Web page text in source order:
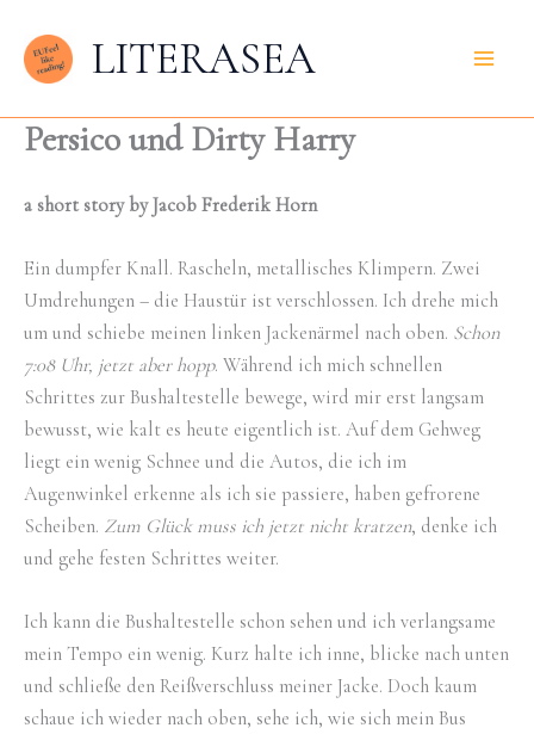
Inhalt
springen
LITERASEA
Persico und Dirty Harry
a short story by Jacob Frederik Horn
Ein dumpfer Knall. Rascheln, metallisches Klimpern. Zwei
Umdrehungen – die Haustür ist verschlossen. Ich drehe mich
um und schiebe meinen linken Jackenärmel nach oben. Schon
7:08 Uhr, jetzt aber hopp. Während ich mich schnellen
Schrittes zur Bushaltestelle bewege, wird mir erst langsam
bewusst, wie kalt es heute eigentlich ist. Auf dem Gehweg
liegt ein wenig Schnee und die Autos, die ich im
Augenwinkel erkenne als ich sie passiere, haben gefrorene
Scheiben. Zum Glück muss ich jetzt nicht kratzen, denke ich
und gehe festen Schrittes weiter.
Ich kann die Bushaltestelle schon sehen und ich verlangsame
mein Tempo ein wenig. Kurz halte ich inne, blicke nach unten
und schließe den Reißverschluss meiner Jacke. Doch kaum
schaue ich wieder nach oben, sehe ich, wie sich mein Bus